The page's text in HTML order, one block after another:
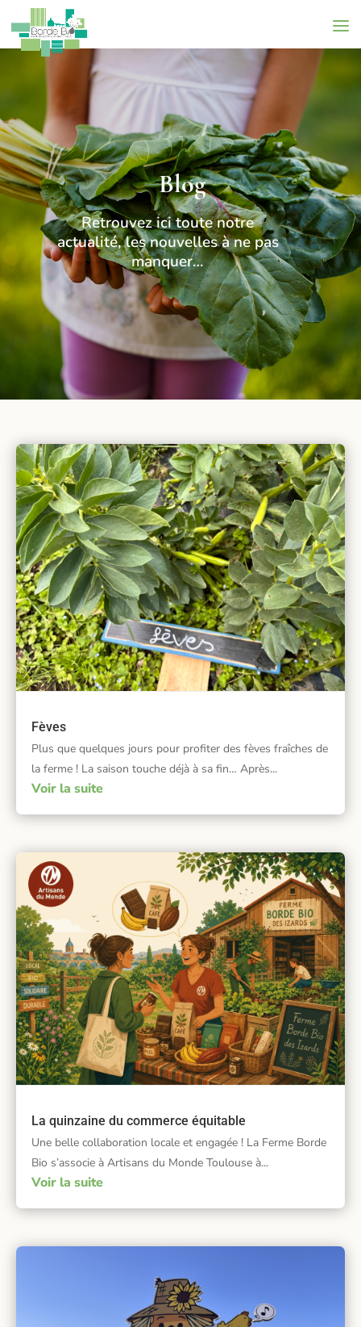
Blog
Retrouvez ici toute notre
actualité, les nouvelles à ne pas
manquer…
Fèves
Plus que quelques jours pour profiter des fèves fraîches de
la ferme ! La saison touche déjà à sa fin… Après...
Voir la suite
La quinzaine du commerce équitable
Une belle collaboration locale et engagée ! La Ferme Borde
Bio s’associe à Artisans du Monde Toulouse à...
Voir la suite